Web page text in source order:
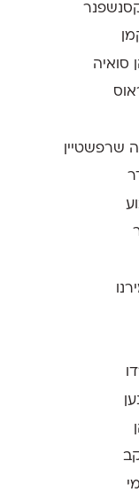
סואיה
שרפשטיין